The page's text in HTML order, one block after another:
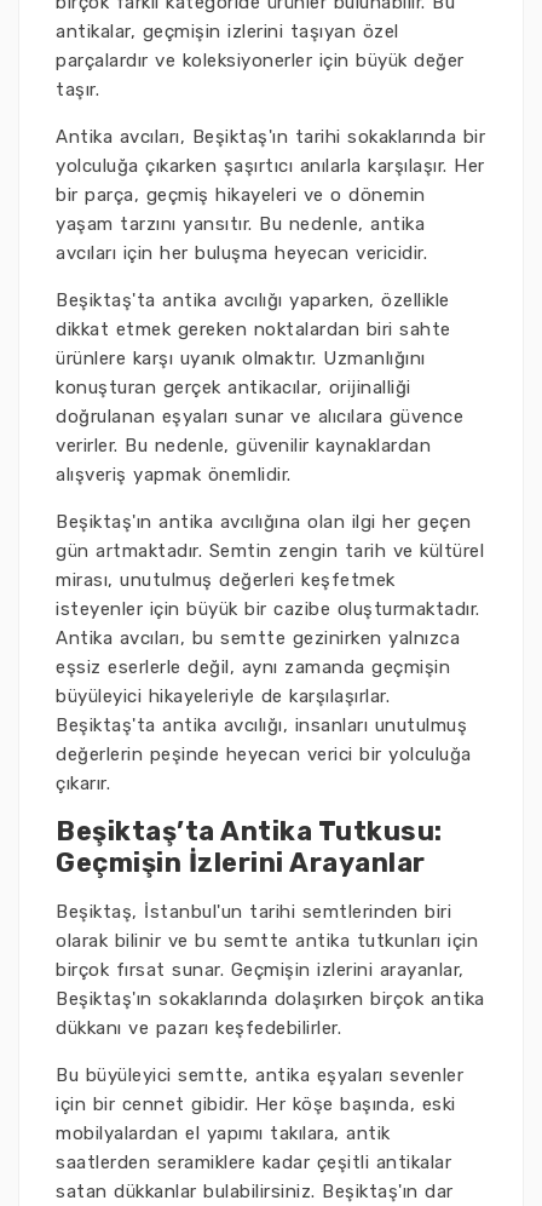
antikalar, geçmişin izlerini taşıyan özel
parçalardır ve koleksiyonerler için büyük değer
taşır.
Antika avcıları, Beşiktaş'ın tarihi sokaklarında bir
yolculuğa çıkarken şaşırtıcı anılarla karşılaşır. Her
bir parça, geçmiş hikayeleri ve o dönemin
yaşam tarzını yansıtır. Bu nedenle, antika
avcıları için her buluşma heyecan vericidir.
Beşiktaş'ta antika avcılığı yaparken, özellikle
dikkat etmek gereken noktalardan biri sahte
ürünlere karşı uyanık olmaktır. Uzmanlığını
konuşturan gerçek antikacılar, orijinalliği
doğrulanan eşyaları sunar ve alıcılara güvence
verirler. Bu nedenle, güvenilir kaynaklardan
alışveriş yapmak önemlidir.
Beşiktaş'ın antika avcılığına olan ilgi her geçen
gün artmaktadır. Semtin zengin tarih ve kültürel
mirası, unutulmuş değerleri keşfetmek
isteyenler için büyük bir cazibe oluşturmaktadır.
Antika avcıları, bu semtte gezinirken yalnızca
eşsiz eserlerle değil, aynı zamanda geçmişin
büyüleyici hikayeleriyle de karşılaşırlar.
Beşiktaş'ta antika avcılığı, insanları unutulmuş
değerlerin peşinde heyecan verici bir yolculuğa
çıkarır.
Beşiktaş’ta Antika Tutkusu:
Geçmişin İzlerini Arayanlar
Beşiktaş, İstanbul'un tarihi semtlerinden biri
olarak bilinir ve bu semtte antika tutkunları için
birçok fırsat sunar. Geçmişin izlerini arayanlar,
Beşiktaş'ın sokaklarında dolaşırken birçok antika
dükkanı ve pazarı keşfedebilirler.
Bu büyüleyici semtte, antika eşyaları sevenler
için bir cennet gibidir. Her köşe başında, eski
mobilyalardan el yapımı takılara, antik
saatlerden seramiklere kadar çeşitli antikalar
satan dükkanlar bulabilirsiniz. Beşiktaş'ın dar